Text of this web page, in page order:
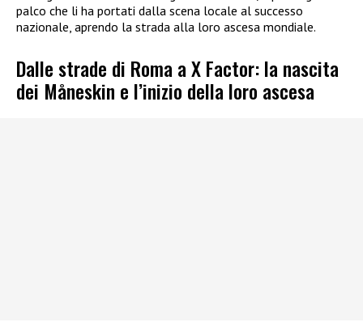
palco che li ha portati dalla scena locale al successo
nazionale, aprendo la strada alla loro ascesa mondiale.
Dalle strade di Roma a X Factor: la nascita
dei Måneskin e l’inizio della loro ascesa